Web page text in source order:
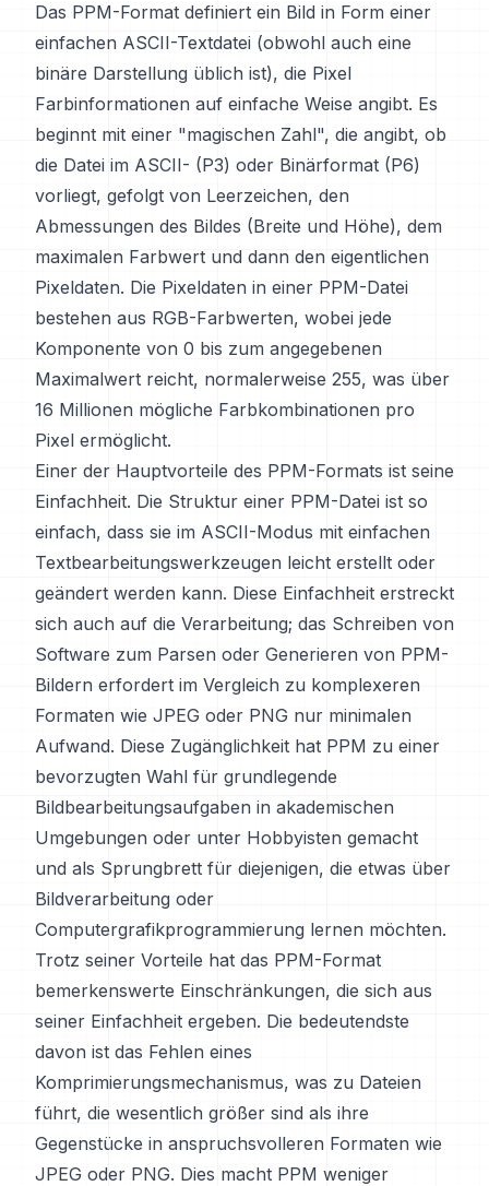
Das PPM-Format definiert ein Bild in Form einer
einfachen ASCII-Textdatei (obwohl auch eine
binäre Darstellung üblich ist), die Pixel
Farbinformationen auf einfache Weise angibt. Es
beginnt mit einer "magischen Zahl", die angibt, ob
die Datei im ASCII- (P3) oder Binärformat (P6)
vorliegt, gefolgt von Leerzeichen, den
Abmessungen des Bildes (Breite und Höhe), dem
maximalen Farbwert und dann den eigentlichen
Pixeldaten. Die Pixeldaten in einer PPM-Datei
bestehen aus RGB-Farbwerten, wobei jede
Komponente von 0 bis zum angegebenen
Maximalwert reicht, normalerweise 255, was über
16 Millionen mögliche Farbkombinationen pro
Pixel ermöglicht.
Einer der Hauptvorteile des PPM-Formats ist seine
Einfachheit. Die Struktur einer PPM-Datei ist so
einfach, dass sie im ASCII-Modus mit einfachen
Textbearbeitungswerkzeugen leicht erstellt oder
geändert werden kann. Diese Einfachheit erstreckt
sich auch auf die Verarbeitung; das Schreiben von
Software zum Parsen oder Generieren von PPM-
Bildern erfordert im Vergleich zu komplexeren
Formaten wie JPEG oder PNG nur minimalen
Aufwand. Diese Zugänglichkeit hat PPM zu einer
bevorzugten Wahl für grundlegende
Bildbearbeitungsaufgaben in akademischen
Umgebungen oder unter Hobbyisten gemacht
und als Sprungbrett für diejenigen, die etwas über
Bildverarbeitung oder
Computergrafikprogrammierung lernen möchten.
Trotz seiner Vorteile hat das PPM-Format
bemerkenswerte Einschränkungen, die sich aus
seiner Einfachheit ergeben. Die bedeutendste
davon ist das Fehlen eines
Komprimierungsmechanismus, was zu Dateien
führt, die wesentlich größer sind als ihre
Gegenstücke in anspruchsvolleren Formaten wie
JPEG oder PNG. Dies macht PPM weniger